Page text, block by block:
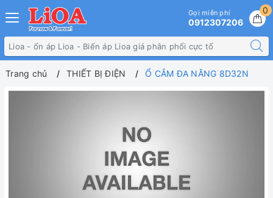
0
Gọi miễn phí
0912307206
Trang chủ THIẾT BỊ ĐIỆN Ổ CẮM ĐA NĂNG 8D32N